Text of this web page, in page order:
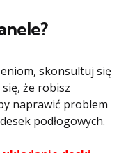
skonsultuj się
że robisz
naprawić problem
podłogowych.